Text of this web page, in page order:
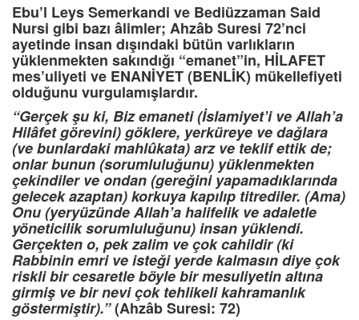
Ebu’l LeysSemerkandi ve Bediüzzaman Said
Nursi gibi bazı âlimler; Ahzâb Suresi 72’nci
ayetinde insan dışındaki bütün varlıkların
yüklenmekten sakındığı “emanet”in, HİLAFET
mes’uliyeti ve ENANİYET (BENLİK) mükellefiyeti
olduğunu vurgulamışlardır.
“Gerçek şu ki, Biz emaneti (İslamiyet’i ve Allah’a
Hilâfet görevini) göklere, yerküreye ve dağlara
(ve bunlardaki mahlûkata) arz ve teklif ettik de;
onlar bunun (sorumluluğunu) yüklenmekten
çekindiler ve ondan (gereğini yapamadıklarında
gelecek azaptan) korkuya kapılıp titrediler. (Ama)
Onu (yeryüzünde Allah’a halifelik ve adaletle
yöneticilik sorumluluğunu) insan yüklendi.
Gerçekten o, pek zalim ve çok cahildir (ki
Rabbinin emri ve isteği yerde kalmasın diye çok
riskli bir cesaretle böyle bir mesuliyetin altına
girmiş ve bir nevi çok tehlikeli kahramanlık
göstermiştir).”(Ahzâb Suresi: 72)